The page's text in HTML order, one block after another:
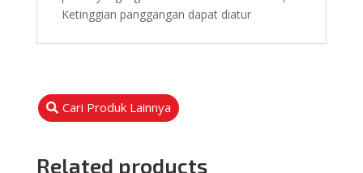
Ketinggian panggangan dapat diatur
Cari Produk Lainnya
Related products